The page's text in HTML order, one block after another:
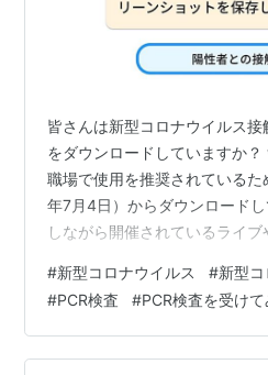
皆さんは新型コロナウイルス接
をダウンロードしていますか
職場で使用を推奨されている
年7月4日）からダウンロード
しながら開催されているライ
でに利用されている方が多いか
者のスマートフォンに、ダウン
が経った2021年1月20日、通
を守っていた「COCOA」から
#新型コロナウイルス #新型コ
#PCR検査 #PCR検査を受けて